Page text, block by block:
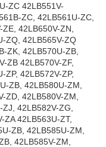
ZC 42LB551V-
ZC, 42LB561U-ZC,
42LB650V-ZN,
ZQ, 42LB565V-ZQ
ZK, 42LB570U-ZB,
ZB 42LB570V-ZF,
ZP, 42LB572V-ZP,
ZB, 42LB580U-ZM,
ZD, 42LB580V-ZM,
42LB582V-ZG,
ZA 42LB563U-ZT,
ZB, 42LB585U-ZM,
42LB585V-ZM,